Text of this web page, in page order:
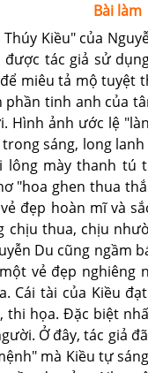
Bài làm
Kiều" của
được tác giả sử
miêu tả mộ tuyệt
tinh anh của
Hình ảnh ước lệ
sáng, long
mày thanh tú
"hoa ghen thua
đẹp hoàn mĩ và
thua, chịu
Du cũng ngầm
vẻ đẹp nghiêng
Cái tài của Kiều
thi họa. Đặc biệt
Ở đây, tác giả
mà Kiều tự